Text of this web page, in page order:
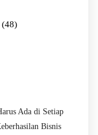
(48)
Ada di Setiap
Bisnis